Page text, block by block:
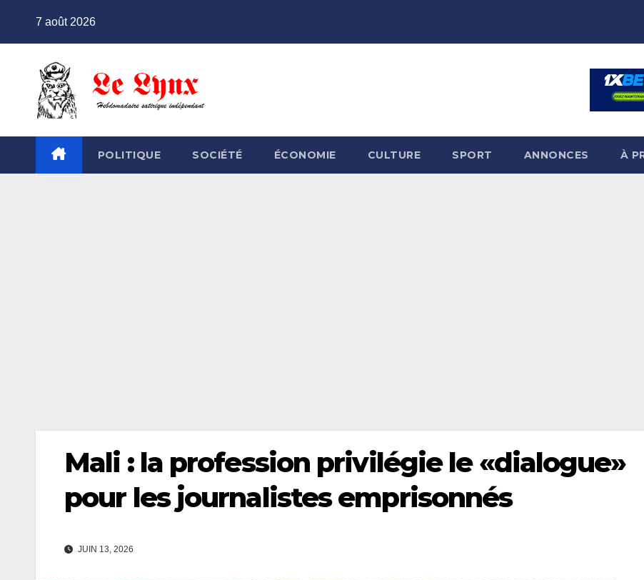
7 août 2026
POLITIQUE SOCIÉTÉ ÉCONOMIE CULTURE SPORT ANNONCES À
Mali : la profession privilégie le «dialogue»
pour les journalistes emprisonnés
JUIN 13, 2026